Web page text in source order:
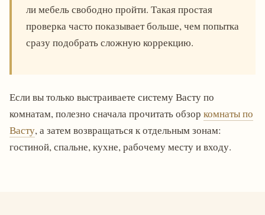
ли мебель свободно пройти. Такая простая
проверка часто показывает больше, чем попытка
сразу подобрать сложную коррекцию.
Если вы только выстраиваете систему Васту по
комнатам, полезно сначала прочитать обзор комнаты по
Васту, а затем возвращаться к отдельным зонам:
гостиной, спальне, кухне, рабочему месту и входу.